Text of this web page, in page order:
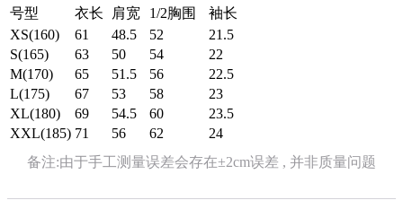
号型
衣长 肩宽 1/2胸围
袖长
XS(160)
61 48.5 52
21.5
S(165)
63 50 54
22
M(170)
65 51.5 56
22.5
L(175)
67 53 58
23
XL(180)
69 54.5 60
23.5
XXL(185) 71 56 62
24
备注:由于手工测量误差会存在±2cm误差 , 并非质量问题